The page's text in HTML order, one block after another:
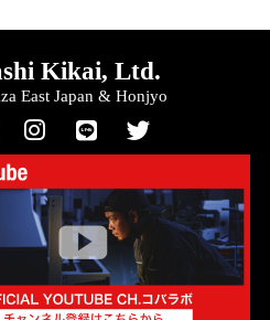
Kikai, Ltd.
East Japan & Honjyo